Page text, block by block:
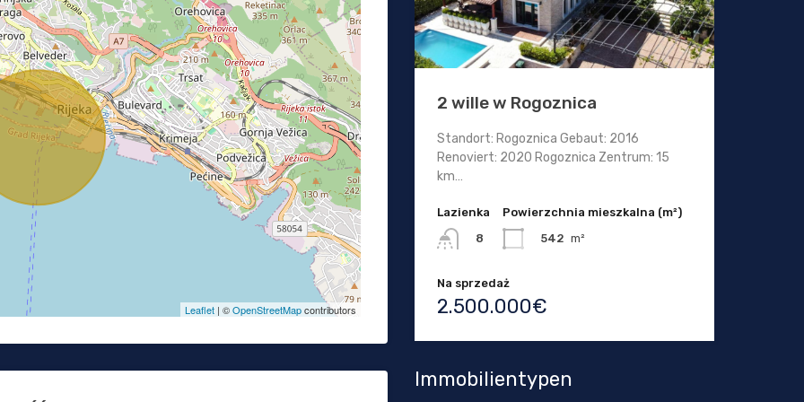
Leaflet| ©OpenStreetMapcontributors
2 wille w Rogoznica
Standort: Rogoznica Gebaut: 2016
Renoviert: 2020 Rogoznica Zentrum: 15
km…
Lazienka
8
Powierzchnia mieszkalna (m²)
542 m²
Na sprzedaż
2.500.000€
Immobilientypen